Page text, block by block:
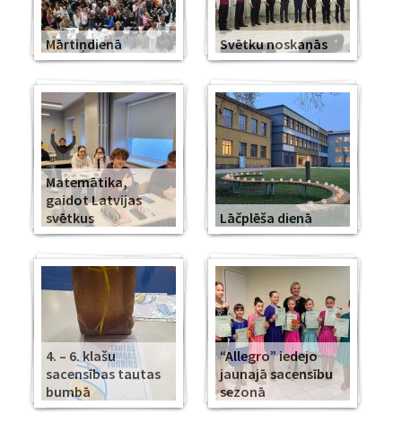
Mārtiņdienā Svētku noskaņās
Matemātika,
gaidot Latvijas
svētkus
Lāčplēša dienā
4. – 6. klašu
sacensības tautas
bumbā
“Allegro” iedejo
jaunajā sacensību
sezonā